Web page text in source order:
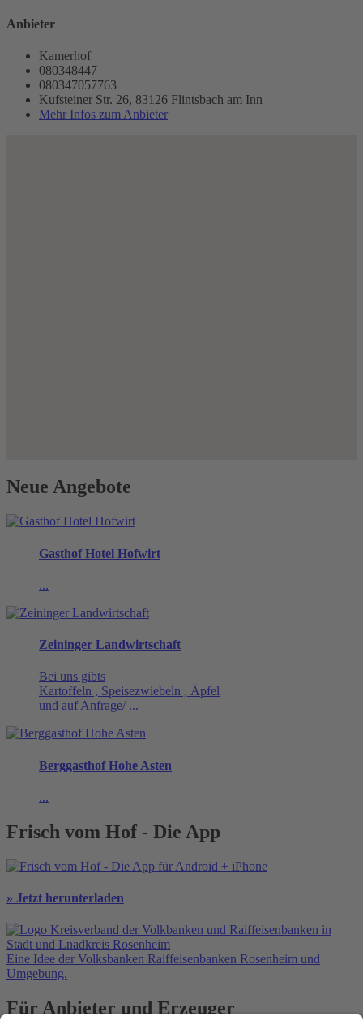
Anbieter
Kamerhof
080348447
080347057763
Kufsteiner Str. 26, 83126 Flintsbach am Inn
Mehr Infos zum Anbieter
Neue Angebote
Gasthof Hotel Hofwirt
...
Zeininger Landwirtschaft
Bei uns gibts
Kartoffeln , Speisezwiebeln , Äpfel
und auf Anfrage/ ...
Berggasthof Hohe Asten
...
Frisch vom Hof - Die App
» Jetzt herunterladen
Eine Idee der Volksbanken Raiffeisenbanken Rosenheim und
Umgebung.
Für Anbieter und Erzeuger